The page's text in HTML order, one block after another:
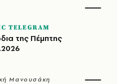
TELEGRAM
της Πέμπτης
Μανουσάκη